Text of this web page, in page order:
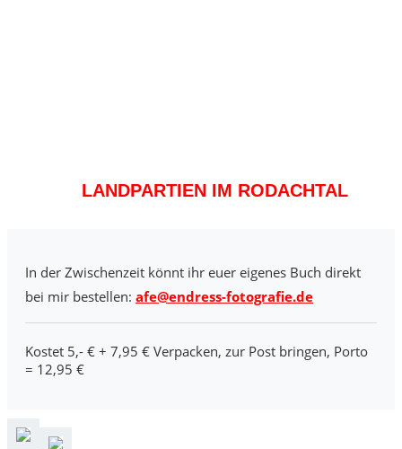
LANDPARTIEN IM RODACHTAL
In der Zwischenzeit könnt ihr euer eigenes Buch direkt
bei mir bestellen: afe@endress-fotografie.de
Kostet 5,- € + 7,95 € Verpacken, zur Post bringen, Porto
= 12,95 €